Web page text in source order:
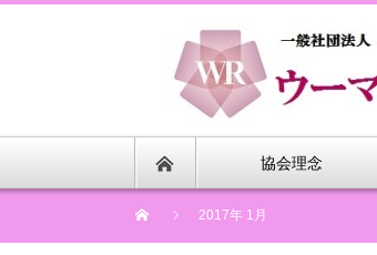
協会理念
2017年 1月